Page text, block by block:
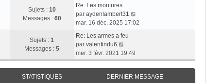
s
a
g
m
e
s
s
a
g
e
d
e
r
i
e
r
e
r
l
e
d
e
r
n
i
e
Sujets : 10
Messages : 60
Re: Les montures
par aydenlambert31
o
e
mar. 16 déc. 2025 17:02
Sujets : 1
Messages : 5
Re: Les armes a feu
par valentindu6
o
i
r
l
mer. 3 févr. 2021 19:49
STATISTIQUES DERNIER MESSAGE